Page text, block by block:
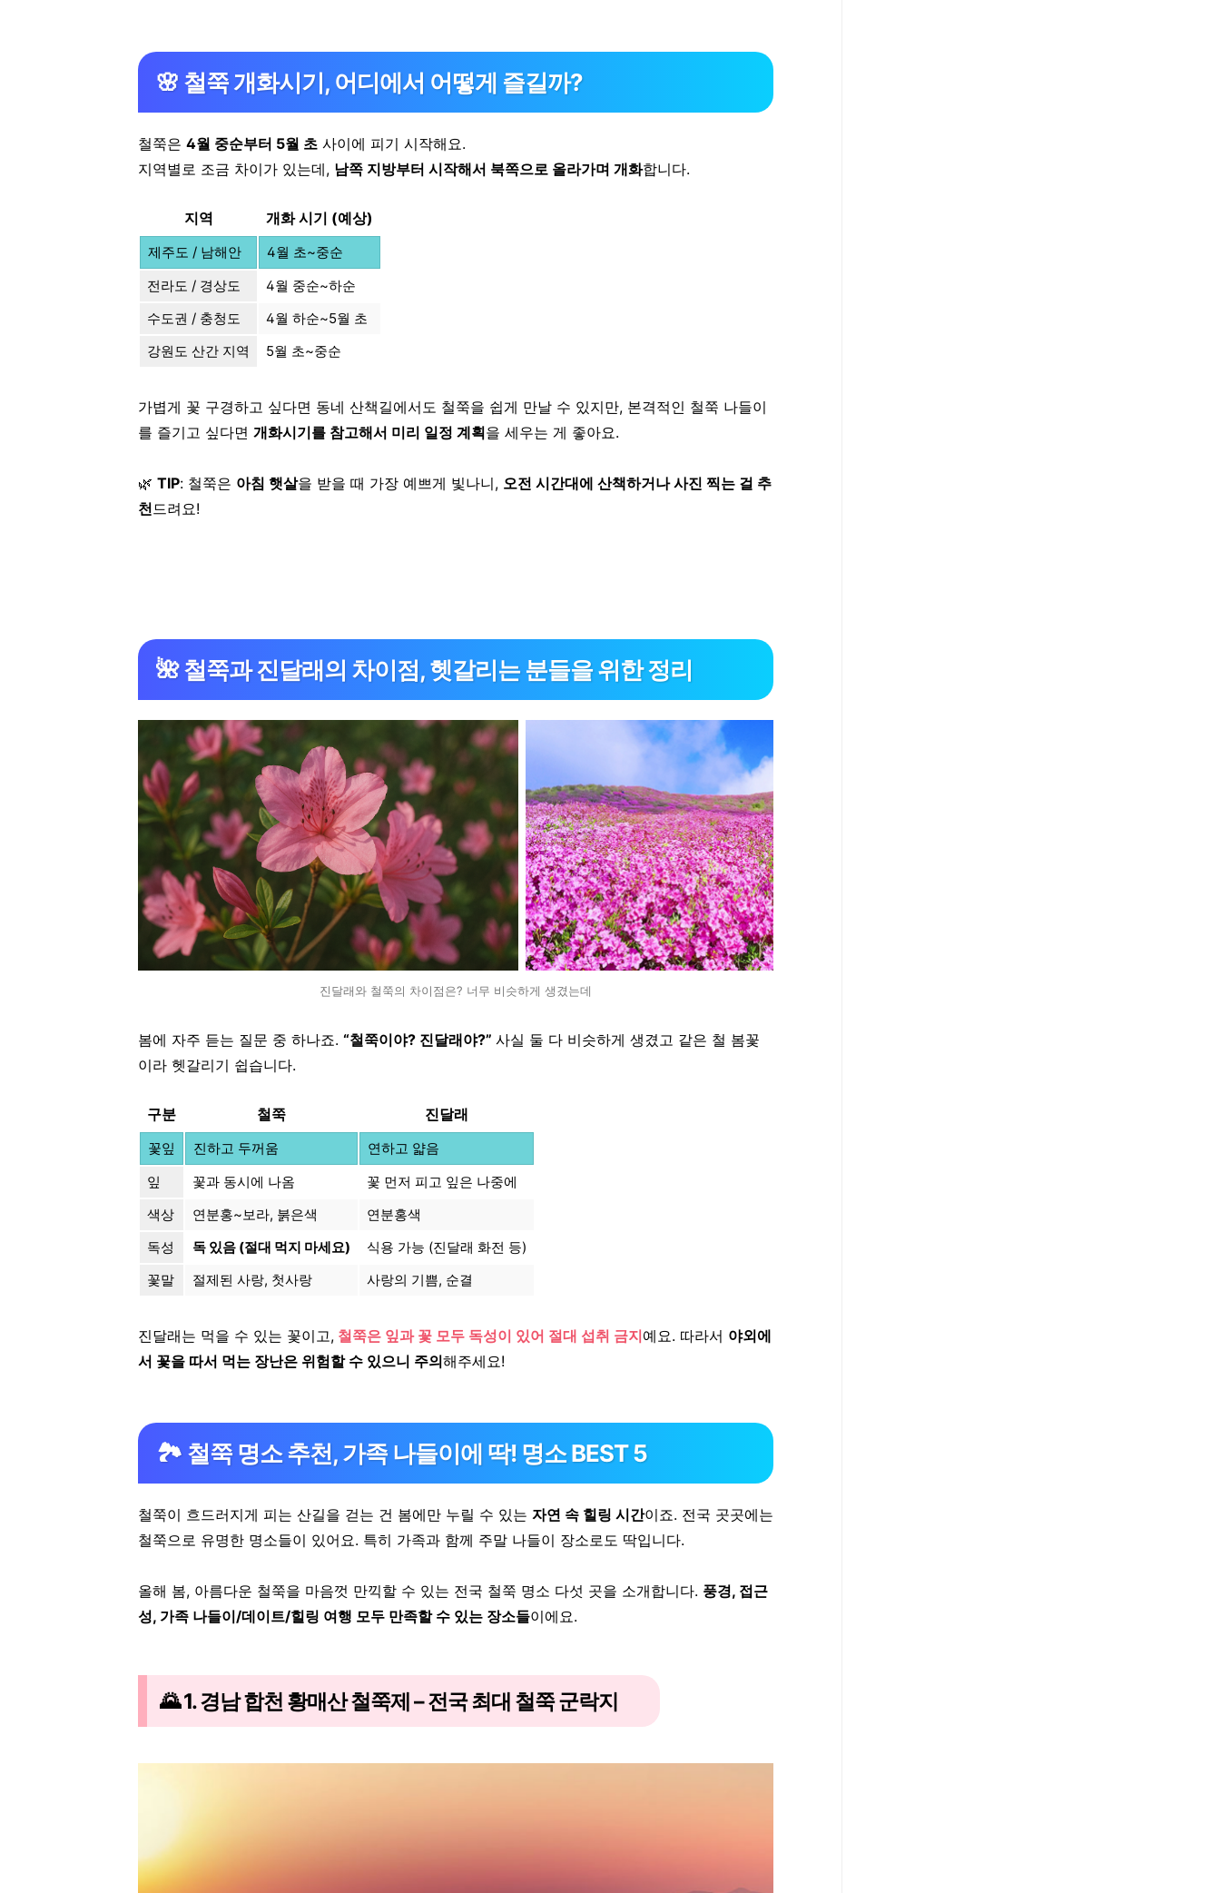
🌸 철쭉 개화시기, 어디에서 어떻게 즐길까?
철쭉은 4월 중순부터 5월 초 사이에 피기 시작해요.
지역별로 조금 차이가 있는데, 남쪽 지방부터 시작해서 북쪽으로 올라가며 개화합니다.
지역 개화 시기 (예상)
제주도 / 남해안
4월 초~중순
전라도 / 경상도
4월 중순~하순
수도권 / 충청도
4월 하순~5월 초
강원도 산간 지역
5월 초~중순
가볍게 꽃 구경하고 싶다면 동네 산책길에서도 철쭉을 쉽게 만날 수 있지만, 본격적인 철쭉 나들이
를 즐기고 싶다면 개화시기를 참고해서 미리 일정 계획을 세우는 게 좋아요.
🌿 TIP: 철쭉은 아침 햇살을 받을 때 가장 예쁘게 빛나니, 오전 시간대에 산책하거나 사진 찍는 걸 추
천드려요!
🌺 철쭉과 진달래의 차이점, 헷갈리는 분들을 위한 정리
진달래와 철쭉의 차이점은? 너무 비슷하게 생겼는데
봄에 자주 듣는 질문 중 하나죠. “철쭉이야? 진달래야?” 사실 둘 다 비슷하게 생겼고 같은 철 봄꽃
이라 헷갈리기 쉽습니다.
구분 철쭉 진달래
꽃잎 진하고 두꺼움
연하고 얇음
잎
꽃과 동시에 나옴
꽃 먼저 피고 잎은 나중에
색상
연분홍~보라, 붉은색
연분홍색
독성
독 있음 (절대 먹지 마세요)
식용 가능 (진달래 화전 등)
꽃말
절제된 사랑, 첫사랑 사랑의 기쁨, 순결
진달래는 먹을 수 있는 꽃이고, 철쭉은 잎과 꽃 모두 독성이 있어 절대 섭취 금지예요. 따라서 야외에
서 꽃을 따서 먹는 장난은 위험할 수 있으니 주의해주세요!
🏞️ 철쭉 명소 추천, 가족 나들이에 딱! 명소 BEST 5
철쭉이 흐드러지게 피는 산길을 걷는 건 봄에만 누릴 수 있는 자연 속 힐링 시간이죠. 전국 곳곳에는
철쭉으로 유명한 명소들이 있어요. 특히 가족과 함께 주말 나들이 장소로도 딱입니다.
올해 봄, 아름다운 철쭉을 마음껏 만끽할 수 있는 전국 철쭉 명소 다섯 곳을 소개합니다. 풍경, 접근
성, 가족 나들이/데이트/힐링 여행 모두 만족할 수 있는 장소들이에요.
🌄 1. 경남 합천 황매산 철쭉제 – 전국 최대 철쭉 군락지